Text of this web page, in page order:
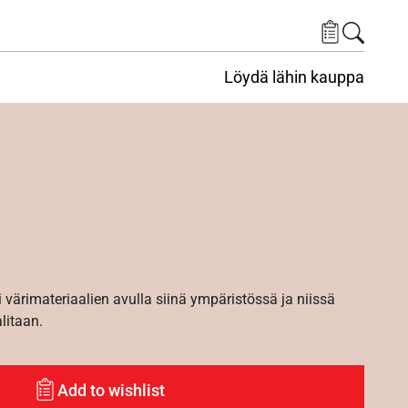
Löydä lähin kauppa
avulla siinä ympäristössä ja niissä
Add to wishlist